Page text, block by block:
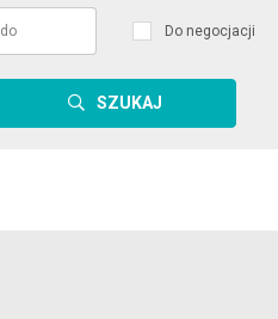
do Do negocjacji
SZUKAJ